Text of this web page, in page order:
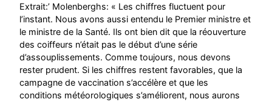
Extrait:’ Molenberghs: « Les chiffres fluctuent pour
l’instant. Nous avons aussi entendu le Premier ministre et
le ministre de la Santé. Ils ont bien dit que la réouverture
des coiffeurs n’était pas le début d’une série
d’assouplissements. Comme toujours, nous devons
rester prudent. Si les chiffres restent favorables, que la
campagne de vaccination s’accélère et que les
conditions météorologiques s’améliorent, nous aurons